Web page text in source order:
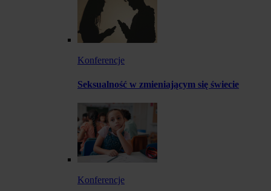
Konferencje
Seksualność w zmieniającym się świecie
Konferencje